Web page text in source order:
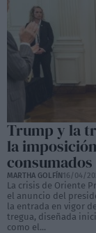
Trump y la
la
consumados
MARTHA GOLFÍN16/04/
La crisis de Oriente
el anuncio del
la entrada en vigor
tregua, diseñada
como el...